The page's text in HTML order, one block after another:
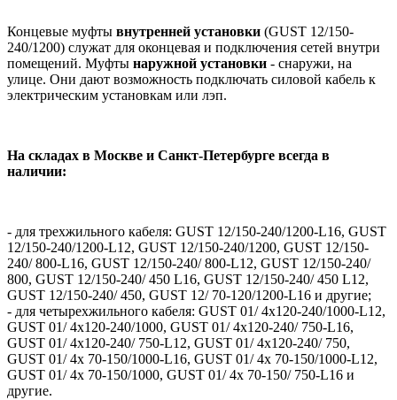
Концевые муфты внутренней установки (GUST 12/150-
240/1200) служат для оконцевая и подключения сетей внутри
помещений. Муфты наружной установки - снаружи, на
улице. Они дают возможность подключать силовой кабель к
электрическим установкам или лэп.
На складах в Москве и Санкт-Петербурге всегда в
наличии:
- для трехжильного кабеля: GUST 12/150-240/1200-L16, GUST
12/150-240/1200-L12, GUST 12/150-240/1200, GUST 12/150-
240/ 800-L16, GUST 12/150-240/ 800-L12, GUST 12/150-240/
800, GUST 12/150-240/ 450 L16, GUST 12/150-240/ 450 L12,
GUST 12/150-240/ 450, GUST 12/ 70-120/1200-L16 и другие;
- для четырехжильного кабеля: GUST 01/ 4x120-240/1000-L12,
GUST 01/ 4x120-240/1000, GUST 01/ 4x120-240/ 750-L16,
GUST 01/ 4x120-240/ 750-L12, GUST 01/ 4x120-240/ 750,
GUST 01/ 4x 70-150/1000-L16, GUST 01/ 4x 70-150/1000-L12,
GUST 01/ 4x 70-150/1000, GUST 01/ 4x 70-150/ 750-L16 и
другие.